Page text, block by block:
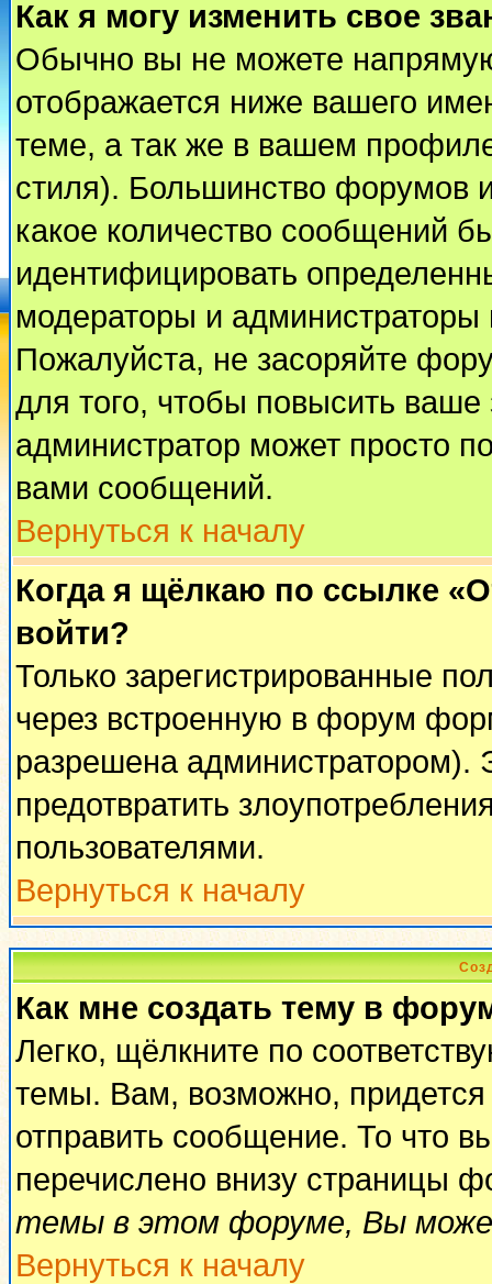
Как я могу изменить свое
Обычно вы не можете
отображается ниже вашего
теме, а так же в вашем
стиля). Большинство форумов
какое количество сообщений
идентифицировать
модераторы и администраторы
Пожалуйста, не засоряйте
для того, чтобы повысить
администратор может просто
вами сообщений.
Вернуться к началу
Когда я щёлкаю по ссылке
войти?
Только зарегистрированные
через встроенную в форум
разрешена администратором).
предотвратить
пользователями.
Вернуться к началу
Как мне создать тему в
Легко, щёлкните по
темы. Вам, возможно, придется
отправить сообщение. То что
перечислено внизу страницы
темы в этом форуме, Вы
Вернуться к началу